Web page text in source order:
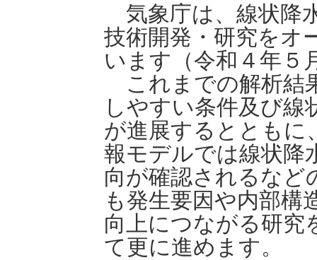
気象庁は、線状降
技術開発・研究をオ
います（令和４年５
これまでの解析結
しやすい条件及び線
が進展するとともに
報モデルでは線状降
向が確認されるなど
も発生要因や内部構
向上につながる研究
て更に進めます。